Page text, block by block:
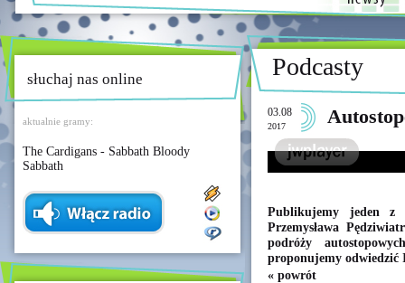
słuchaj nas online
aktualnie gramy:
The Cardigans - Sabbath Bloody
Sabbath
Podcasty
03.08
2017
Publikujemy jeden z
Przemysława
podróży
proponujemy odwiedzić
« powrót